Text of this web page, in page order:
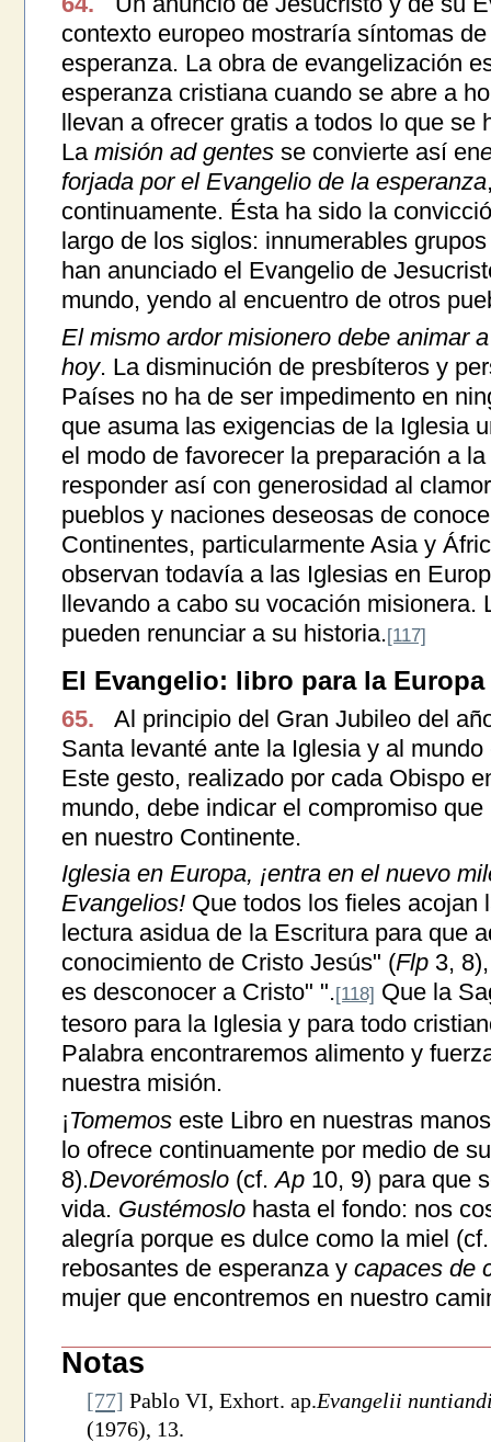
contexto europeo mostraría síntomas
esperanza. La obra de evangelización
esperanza cristiana cuando se abre a
llevan a ofrecer gratis a todos lo que
La misión ad gentesse convierte así en
forjada por el Evangelio de la esperanza
continuamente. Ésta ha sido la
largo de los siglos: innumerables
han anunciado el Evangelio de
mundo, yendo al encuentro de otros
El mismo ardor misionero debe animar
hoy. La disminución de presbíteros y
Países no ha de ser impedimento en
que asuma las exigencias de la Iglesia
el modo de favorecer la preparación a
responder así con generosidad al
pueblos y naciones deseosas de
Continentes, particularmente Asia y
observan todavía a las Iglesias en
llevando a cabo su vocación misionera.
pueden renunciar a su historia.[117]
El Evangelio: libro para la
65.
Al principio del Gran Jubileo del
Santa levanté ante la Iglesia y al
Este gesto, realizado por cada Obispo
mundo, debe indicar el compromiso
en nuestro Continente.
Iglesia en Europa, ¡entra en el nuevo
Evangelios!Que todos los fieles acojan
lectura asidua de la Escritura para que
conocimiento de Cristo Jesús" (Flp3, 8),
es desconocer a Cristo" ".[118] Que la
tesoro para la Iglesia y para todo
Palabra encontraremos alimento y
nuestra misión.
¡Tomemoseste Libro en nuestras
lo ofrece continuamente por medio de
8).Devorémoslo(cf.Ap10, 9) para que
vida. Gustémoslohasta el fondo: nos
alegría porque es dulce como la miel
rebosantes de esperanza y capaces de
mujer que encontremos en nuestro
Notas
[77] Pablo VI, Exhort. ap.Evangelii
(1976), 13.